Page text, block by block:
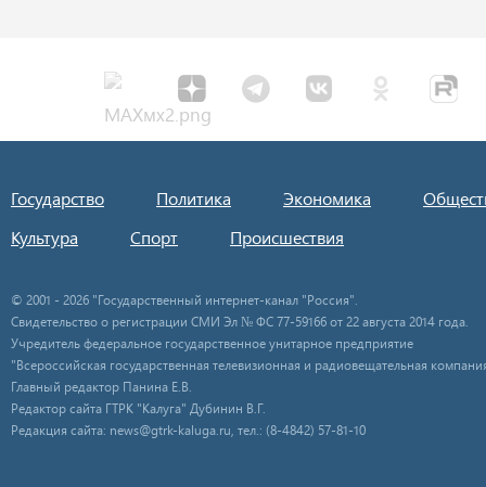
Государство Политика Экономика
Культура
Спорт Происшествия
© 2001 - 2026 "Государственный интернет-канал "Россия".
Свидетельство о регистрации СМИ Эл № ФС 77-59166 от 22 августа 2014 года.
Учредитель федеральное государственное унитарное предприятие
"Всероссийская государственная телевизионная и радиовещательная
Главный редактор Панина Е.В.
Редактор сайта ГТРК "Калуга" Дубинин В.Г.
Редакция сайта: news@gtrk-kaluga.ru, тел.: (8-4842) 57-81-10